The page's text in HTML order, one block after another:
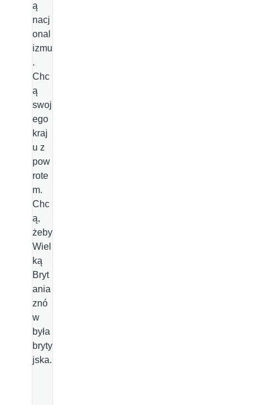
ą
nacj
onal
izmu
.
Chc
ą
swoj
ego
kraj
u z
pow
rote
m.
Chc
ą,
żeby
Wiel
ką
Bryt
ania
znó
w
była
bryty
jska.